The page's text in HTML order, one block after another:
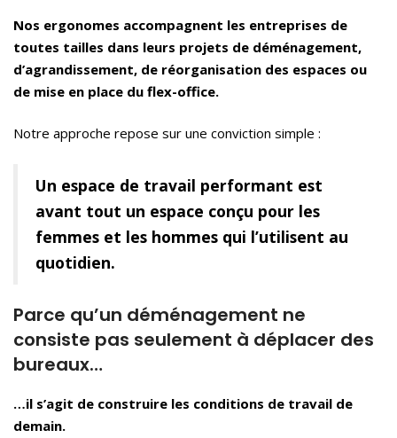
Nos ergonomes accompagnent les entreprises de
toutes tailles dans leurs projets de déménagement,
d’agrandissement, de réorganisation des espaces ou
de mise en place du flex-office.
Notre approche repose sur une conviction simple :
Un espace de travail performant est
avant tout un espace conçu pour les
femmes et les hommes qui l’utilisent au
quotidien.
Parce qu’un déménagement ne
consiste pas seulement à déplacer des
bureaux…
…il s’agit de construire les conditions de travail de
demain.